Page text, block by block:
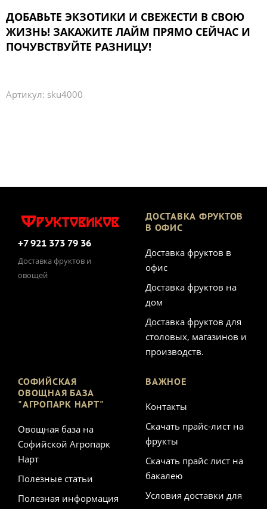
ДОБАВЬТЕ ЭКЗОТИКИ И СВЕЖЕСТИ В СВОЮ
ЖИЗНЬ! ЗАКАЖИТЕ ЛАЙМ ПРЯМО СЕЙЧАС И
ПОЧУВСТВУЙТЕ РАЗНИЦУ!
Артикул: sku4000
+7 921 373 79 36
Доставка фруктов и
овощей
ДОСТАВКА ФРУКТОВ
В ОФИС
Доставка фруктов в
офис
Доставка фруктов на
дом
Доставка фруктов для
столовых, магазинов и
производств.
СОФИЙСКАЯ
ОВОЩНАЯ БАЗА
"АГРОПАРК НАРТ"
Овощная база на
Софийской Агропарк
Нарт
Полезные статьи
Полезная информация
ВАЖНОЕ
Контакты
Скачать прайс-лист на
фрукты
Скачать прайс лист на
бакалею
Условия доставки для